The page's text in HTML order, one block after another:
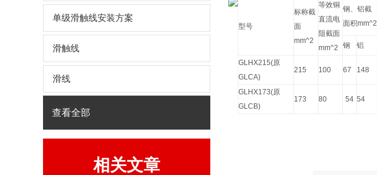
单级滑触线安装方案
滑触线
滑线
查看全部
相关文章
型号
标称截
面
mm^2
等效铜
直流电
阻截面
mm^2
钢、铝截
面积mm^2
钢
铝
GLHX215(原
GLCA)
215 100 67 148
GLHX173(原
GLCB)
173 80 54 54